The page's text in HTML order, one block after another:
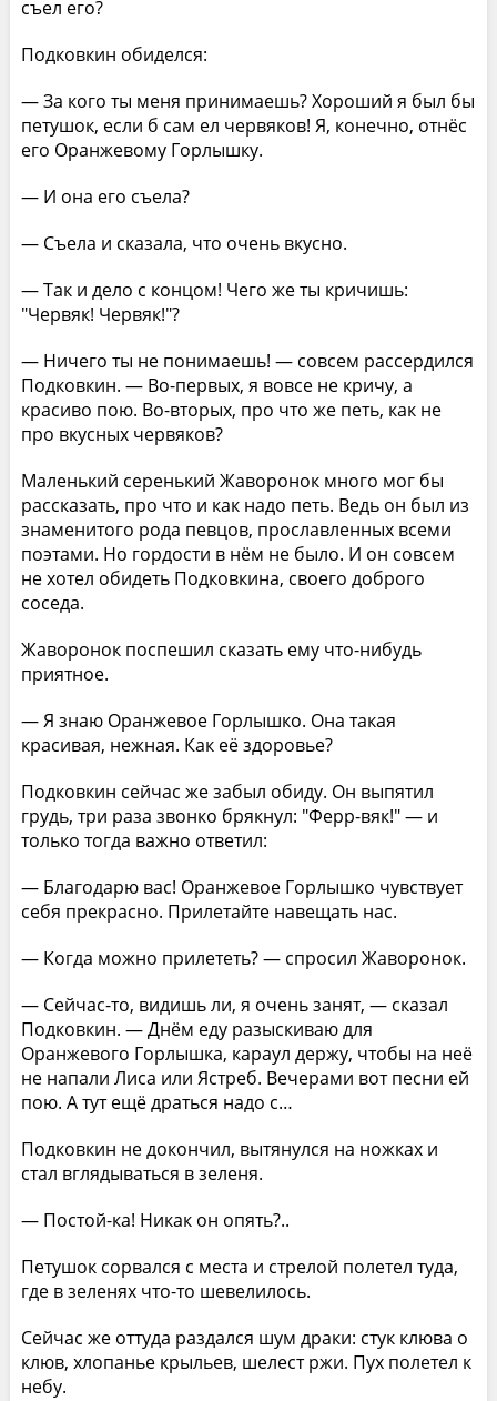
съел его?
Подковкин обиделся:
— За кого ты меня принимаешь? Хороший я был бы
петушок, если б сам ел червяков! Я, конечно, отнёс
его Оранжевому Горлышку.
— И она его съела?
— Съела и сказала, что очень вкусно.
— Так и дело с концом! Чего же ты кричишь:
"Червяк! Червяк!"?
— Ничего ты не понимаешь! — совсем рассердился
Подковкин. — Во-первых, я вовсе не кричу, а
красиво пою. Во-вторых, про что же петь, как не
про вкусных червяков?
Маленький серенький Жаворонок много мог бы
рассказать, про что и как надо петь. Ведь он был из
знаменитого рода певцов, прославленных всеми
поэтами. Но гордости в нём не было. И он совсем
не хотел обидеть Подковкина, своего доброго
соседа.
Жаворонок поспешил сказать ему что-нибудь
приятное.
— Я знаю Оранжевое Горлышко. Она такая
красивая, нежная. Как её здоровье?
Подковкин сейчас же забыл обиду. Он выпятил
грудь, три раза звонко брякнул: "Ферр-вяк!" — и
только тогда важно ответил:
— Благодарю вас! Оранжевое Горлышко чувствует
себя прекрасно. Прилетайте навещать нас.
— Когда можно прилететь? — спросил Жаворонок.
— Сейчас-то, видишь ли, я очень занят, — сказал
Подковкин. — Днём еду разыскиваю для
Оранжевого Горлышка, караул держу, чтобы на неё
не напали Лиса или Ястреб. Вечерами вот песни ей
пою. А тут ещё драться надо с…
Подковкин не докончил, вытянулся на ножках и
стал вглядываться в зеленя.
— Постой-ка! Никак он опять?..
Петушок сорвался с места и стрелой полетел туда,
где в зеленях что-то шевелилось.
Сейчас же оттуда раздался шум драки: стук клюва о
клюв, хлопанье крыльев, шелест ржи. Пух полетел к
небу.